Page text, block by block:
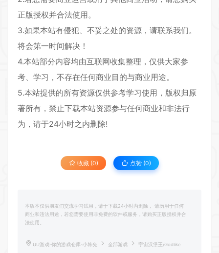
正版授权并合法使用。
3.如果本站有侵犯、不妥之处的资源，请联系我们。
将会第一时间解决！
4.本站部分内容均由互联网收集整理，仅供大家参
考、学习，不存在任何商业目的与商业用途。
5.本站提供的所有资源仅供参考学习使用，版权归原
著所有，禁止下载本站资源参与任何商业和非法行
为，请于24小时之内删除!
收藏 (0) 点赞 (0)
本版本仅供朋友们交流学习试用，请于下载24小时内删除， 请勿用于任何
商业和违法用途，若您需要使用非免费的软件或服务，请购买正版授权并合
法使用。
UU游戏-你的游戏仓库-小韩兔 全部游戏 宇宙汉堡王/Godlike